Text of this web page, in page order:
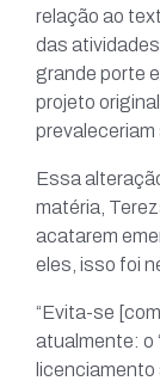
relação ao
das
grande porte
projeto
prevaleceriam
Essa
matéria,
acatarem
eles, isso foi
“Evita-se
atualmente: o
licenciamento